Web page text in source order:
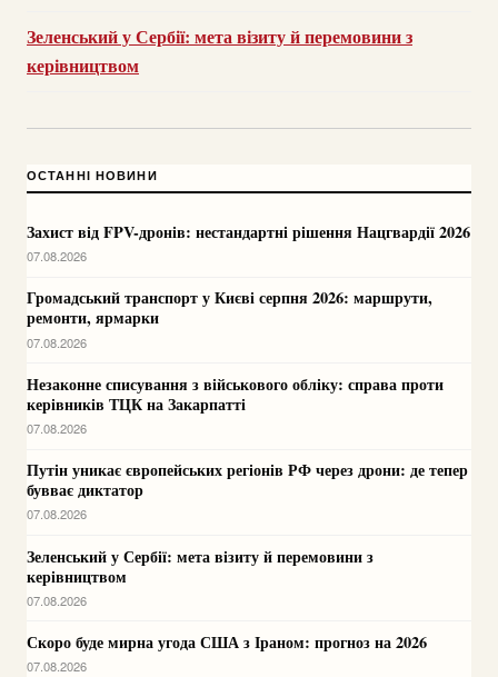
Зеленський у Сербії: мета візиту й перемовини з
керівництвом
ОСТАННІ НОВИНИ
Захист від FPV-дронів: нестандартні рішення Нацгвардії 2026
07.08.2026
Громадський транспорт у Києві серпня 2026: маршрути,
ремонти, ярмарки
07.08.2026
Незаконне списування з військового обліку: справа проти
керівників ТЦК на Закарпатті
07.08.2026
Путін уникає європейських регіонів РФ через дрони: де тепер
бувває диктатор
07.08.2026
Зеленський у Сербії: мета візиту й перемовини з
керівництвом
07.08.2026
Скоро буде мирна угода США з Іраном: прогноз на 2026
07.08.2026